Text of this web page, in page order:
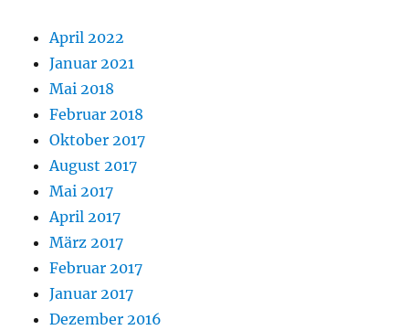
April 2022
Januar 2021
Mai 2018
Februar 2018
Oktober 2017
August 2017
Mai 2017
April 2017
März 2017
Februar 2017
Januar 2017
Dezember 2016